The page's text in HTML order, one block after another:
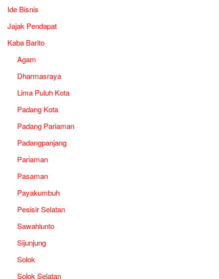
Ide Bisnis
Jajak Pendapat
Kaba Barito
Agam
Dharmasraya
Lima Puluh Kota
Padang Kota
Padang Pariaman
Padangpanjang
Pariaman
Pasaman
Payakumbuh
Pesisir Selatan
Sawahlunto
Sijunjung
Solok
Solok Selatan